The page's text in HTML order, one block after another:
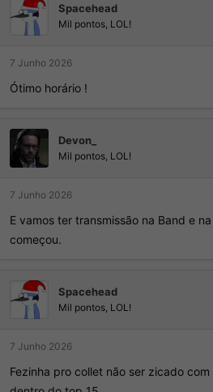
õ
e
s
Spacehead
Mil pontos, LOL!
7 Junho 2026
Ótimo horário !
Devon_
Mil pontos, LOL!
7 Junho 2026
E vamos ter transmissão na Band e
começou.
Spacehead
Mil pontos, LOL!
7 Junho 2026
Fezinha pro collet não ser zicado